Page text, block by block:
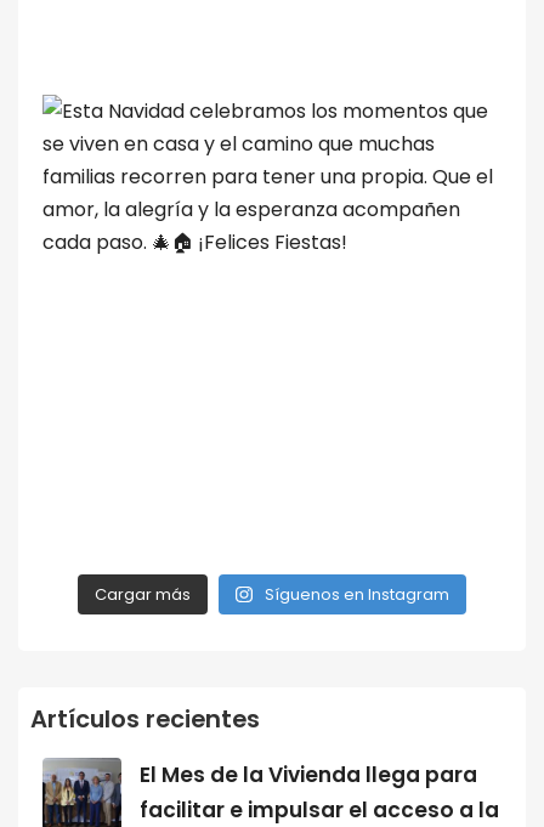
Cargar más Síguenos en Instagram
Artículos recientes
El Mes de la Vivienda llega para
facilitar e impulsar el acceso a la